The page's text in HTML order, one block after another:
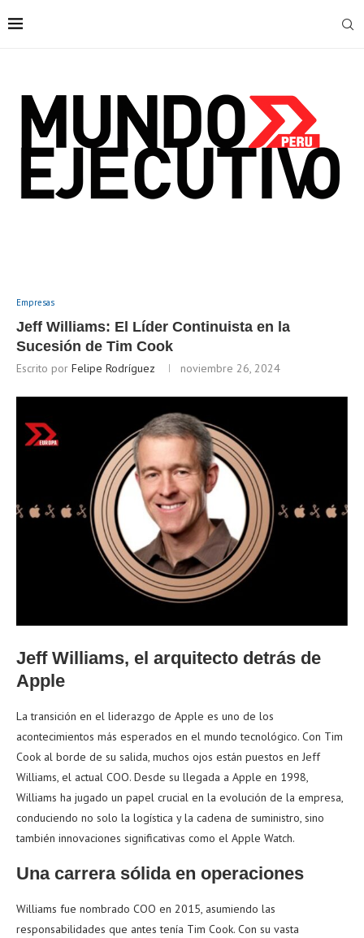
Empresas
Jeff Williams: El Líder Continuista en la
Sucesión de Tim Cook
Escrito por Felipe Rodríguez noviembre 26, 2024
Jeff Williams, el arquitecto detrás de
Apple
La transición en el liderazgo de Apple es uno de los
acontecimientos más esperados en el mundo tecnológico. Con Tim
Cook al borde de su salida, muchos ojos están puestos en Jeff
Williams, el actual COO. Desde su llegada a Apple en 1998,
Williams ha jugado un papel crucial en la evolución de la empresa,
conduciendo no solo la logística y la cadena de suministro, sino
también innovaciones significativas como el Apple Watch.
Una carrera sólida en operaciones
Williams fue nombrado COO en 2015, asumiendo las
responsabilidades que antes tenía Tim Cook. Con su vasta